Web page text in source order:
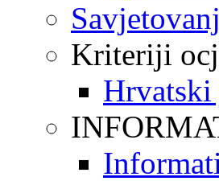
Kriteriji